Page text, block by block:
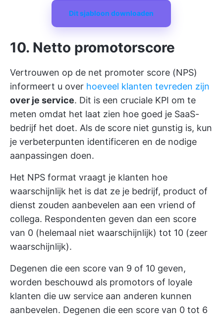
Dit sjabloon downloaden
10. Netto promotorscore
Vertrouwen op de net promoter score (NPS)
informeert u over hoeveel klanten tevreden zijn
over je service. Dit is een cruciale KPI om te
meten omdat het laat zien hoe goed je SaaS-
bedrijf het doet. Als de score niet gunstig is, kun
je verbeterpunten identificeren en de nodige
aanpassingen doen.
Het NPS format vraagt je klanten hoe
waarschijnlijk het is dat ze je bedrijf, product of
dienst zouden aanbevelen aan een vriend of
collega. Respondenten geven dan een score
van 0 (helemaal niet waarschijnlijk) tot 10 (zeer
waarschijnlijk).
Degenen die een score van 9 of 10 geven,
worden beschouwd als promotors of loyale
klanten die uw service aan anderen kunnen
aanbevelen. Degenen die een score van 0 tot 6